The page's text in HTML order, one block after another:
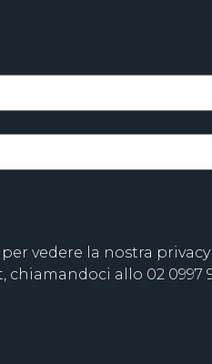
per vedere la nostra
allo 02 0997